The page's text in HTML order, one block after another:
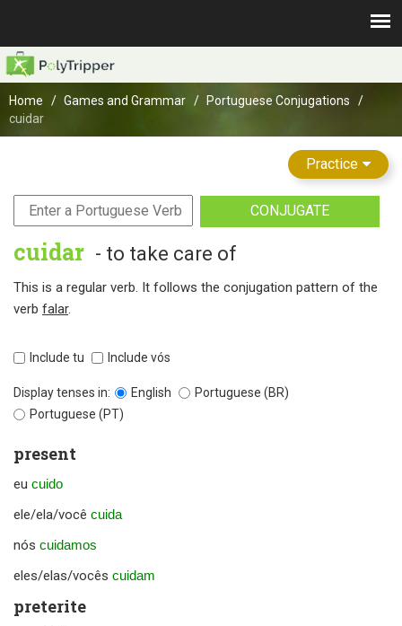
Home Games and Grammar
Portuguese Conjugations
cuidar
Practice
CONJUGATE
cuidar - to take care of
This is a regular verb. It follows the conjugation pattern of the
verb falar.
Include tu Include vós
Display tenses in: English
Portuguese (BR)
Portuguese (PT)
present
eu cuido
ele/ela/você cuida
nós cuidamos
eles/elas/vocês cuidam
preterite